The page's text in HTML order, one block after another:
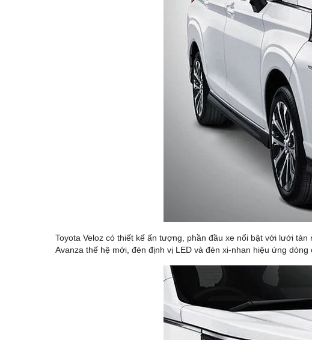
Toyota Veloz có thiết kế ấn tượng, phần đầu xe nổi bật với lưới
Avanza thế hệ mới, đèn định vị LED và đèn xi-nhan hiệu ứng dòng
Họ tên
Chọn dòng xe quan tâm